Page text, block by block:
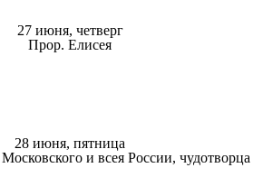
27 июня, четверг
Прор. Елисея
28 июня, пятница
и всея России, чудотворца